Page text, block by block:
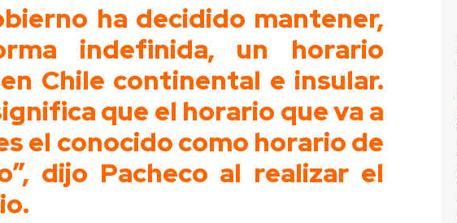
ha decidido mantener,
indefinida, un horario
Chile continental e insular.
que el horario que va a
el conocido como horario de
dijo Pacheco al realizar el